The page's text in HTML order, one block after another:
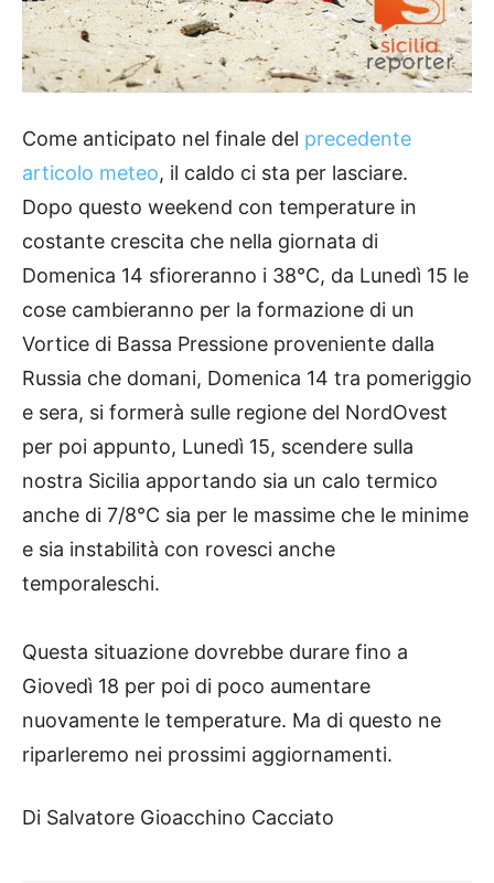
Come anticipato nel finale del precedente
articolo meteo, il caldo ci sta per lasciare.
Dopo questo weekend con temperature in
costante crescita che nella giornata di
Domenica 14 sfioreranno i 38°C, da Lunedì 15 le
cose cambieranno per la formazione di un
Vortice di Bassa Pressione proveniente dalla
Russia che domani, Domenica 14 tra pomeriggio
e sera, si formerà sulle regione del NordOvest
per poi appunto, Lunedì 15, scendere sulla
nostra Sicilia apportando sia un calo termico
anche di 7/8°C sia per le massime che le minime
e sia instabilità con rovesci anche
temporaleschi.
Questa situazione dovrebbe durare fino a
Giovedì 18 per poi di poco aumentare
nuovamente le temperature. Ma di questo ne
riparleremo nei prossimi aggiornamenti.
Di Salvatore Gioacchino Cacciato